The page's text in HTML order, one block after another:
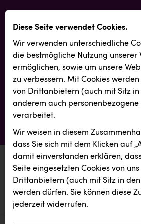
aktuelle aussendungen
aktuelle aussendungen
Diese Seite verwendet Cookies.
Wir verwenden unterschiedliche
die best­mögliche Nutzung unserer
ermöglichen, sowie um unsere
zu verbessern. Mit Cookies werden
von Drittanbietern (auch mit Sitz in
anderem auch personenbezogene
verarbeitet.
Wir weisen in diesem
dass Sie sich mit dem Klicken auf
damit ein­ver­standen erklären,
Seite eingesetzten Cookies von
Drittanbietern (auch mit Sitz in
werden dürfen. Sie können diese
jederzeit widerrufen.